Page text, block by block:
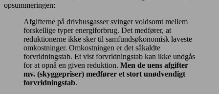
opsummeringen:
Afgifterne på drivhusgasser svinger voldsomt mellem
forskellige typer energiforbrug. Det medfører, at
reduktionerne ikke sker til samfundsøkonomisk laveste
omkostninger. Omkostningen er det såkaldte
forvridningstab. Et vist forvridningstab kan ikke undgås
for at opnå en given reduktion. Men de uens afgifter
mv. (skyggepriser) medfører et stort unødvendigt
forvridningstab.